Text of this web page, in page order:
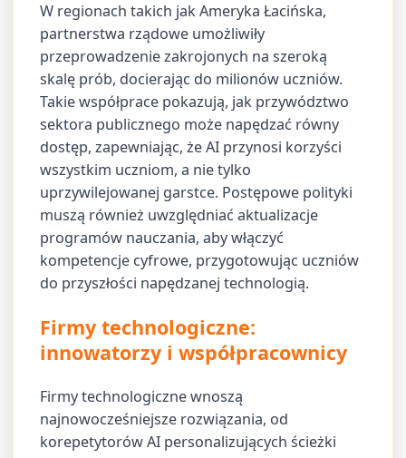
W regionach takich jak Ameryka Łacińska,
partnerstwa rządowe umożliwiły
przeprowadzenie zakrojonych na szeroką
skalę prób, docierając do milionów uczniów.
Takie współprace pokazują, jak przywództwo
sektora publicznego może napędzać równy
dostęp, zapewniając, że AI przynosi korzyści
wszystkim uczniom, a nie tylko
uprzywilejowanej garstce. Postępowe polityki
muszą również uwzględniać aktualizacje
programów nauczania, aby włączyć
kompetencje cyfrowe, przygotowując uczniów
do przyszłości napędzanej technologią.
Firmy technologiczne:
innowatorzy i współpracownicy
Firmy technologiczne wnoszą
najnowocześniejsze rozwiązania, od
korepetytorów AI personalizujących ścieżki